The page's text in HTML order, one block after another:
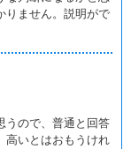
りません。説明がで
うので、普通と回答
高いとはおもうけれ